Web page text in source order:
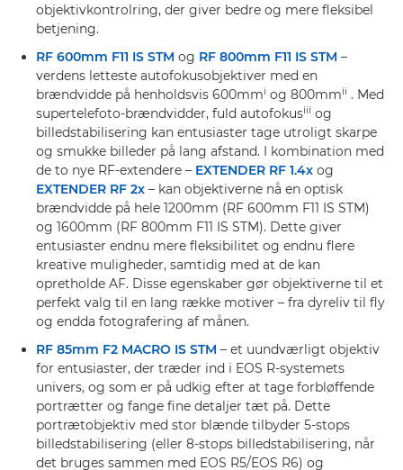
objektivkontrolring, der giver bedre og mere fleksibel
betjening.
RF 600mm F11 IS STM og RF 800mm F11 IS STM –
verdens letteste autofokusobjektiver med en
brændvidde på henholdsvis 600mmi og 800mmii . Med
supertelefoto-brændvidder, fuld autofokusiii og
billedstabilisering kan entusiaster tage utroligt skarpe
og smukke billeder på lang afstand. I kombination med
de to nye RF-extendere – EXTENDER RF 1.4x og
EXTENDER RF 2x – kan objektiverne nå en optisk
brændvidde på hele 1200mm (RF 600mm F11 IS STM)
og 1600mm (RF 800mm F11 IS STM). Dette giver
entusiaster endnu mere fleksibilitet og endnu flere
kreative muligheder, samtidig med at de kan
opretholde AF. Disse egenskaber gør objektiverne til et
perfekt valg til en lang række motiver – fra dyreliv til fly
og endda fotografering af månen.
RF 85mm F2 MACRO IS STM – et uundværligt objektiv
for entusiaster, der træder ind i EOS R-systemets
univers, og som er på udkig efter at tage forbløffende
portrætter og fange fine detaljer tæt på. Dette
portrætobjektiv med stor blænde tilbyder 5-stops
billedstabilisering (eller 8-stops billedstabilisering, når
det bruges sammen med EOS R5/EOS R6) og